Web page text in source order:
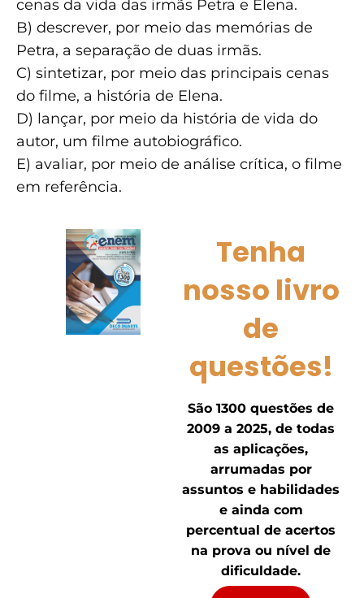
cenas da vida das irmãs Petra e Elena.
B) descrever, por meio das memórias de
Petra, a separação de duas irmãs.
C) sintetizar, por meio das principais cenas
do filme, a história de Elena.
D) lançar, por meio da história de vida do
autor, um filme autobiográfico.
E) avaliar, por meio de análise crítica, o filme
em referência.
Tenha
nosso livro
de
questões!
São 1300 questões de
2009 a 2025, de todas
as aplicações,
arrumadas por
assuntos e habilidades
e ainda com
percentual de acertos
na prova ou nível de
dificuldade.